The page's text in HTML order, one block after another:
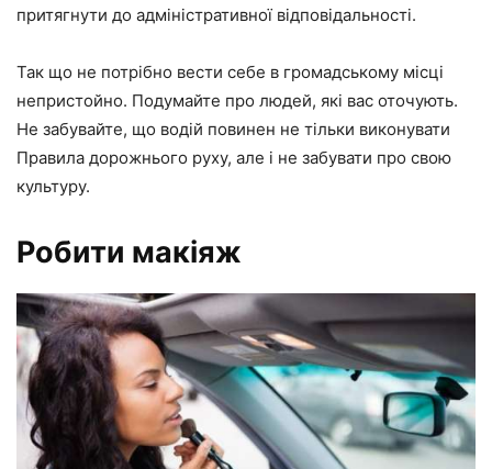
притягнути до адміністративної відповідальності.
Так що не потрібно вести себе в громадському місці
непристойно. Подумайте про людей, які вас оточують.
Не забувайте, що водій повинен не тільки виконувати
Правила дорожнього руху, але і не забувати про свою
культуру.
Робити макіяж